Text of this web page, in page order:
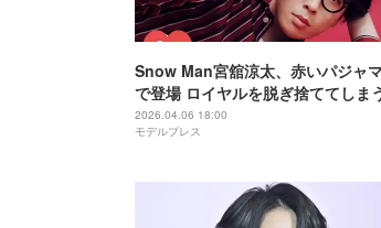
Snow Man宮舘涼太、赤いパジャ
で登場 ロイヤルを脱ぎ捨ててしま
ーン明かす
2026.04.06 18:00
モデルプレス